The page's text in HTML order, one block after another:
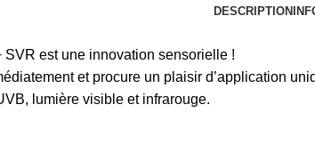
DESCRIPTION
est une innovation sensorielle !
et procure un plaisir d’application
lumière visible et infrarouge.